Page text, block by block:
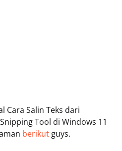
Cara Salin Teks dari
Tool di Windows 11
berikut guys.